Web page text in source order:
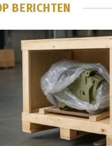
BERICHTEN